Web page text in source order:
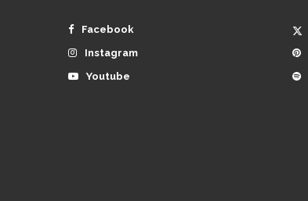
Facebook
Instagram
Youtube